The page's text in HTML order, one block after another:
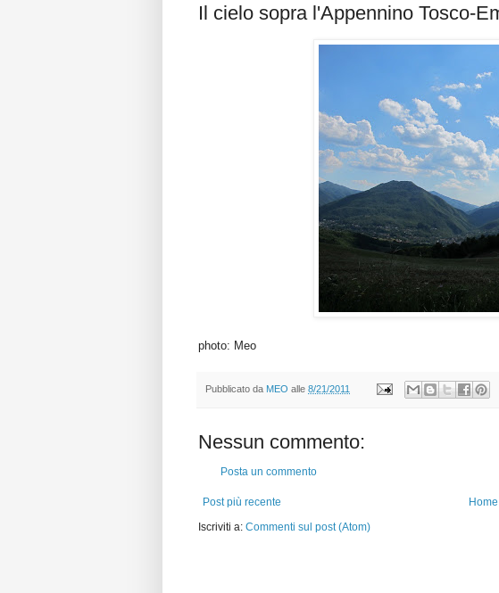
Il cielo sopra l'Appennino Tosco-
photo: Meo
Pubblicato da MEO alle 8/21/2011
Nessun commento:
Posta un commento
Post più recente
Iscriviti a: Commenti sul post (Atom)